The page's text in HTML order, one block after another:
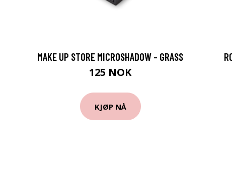
MAKE UP STORE MICROSHADOW - GRASS
125 NOK
KJØP NÅ